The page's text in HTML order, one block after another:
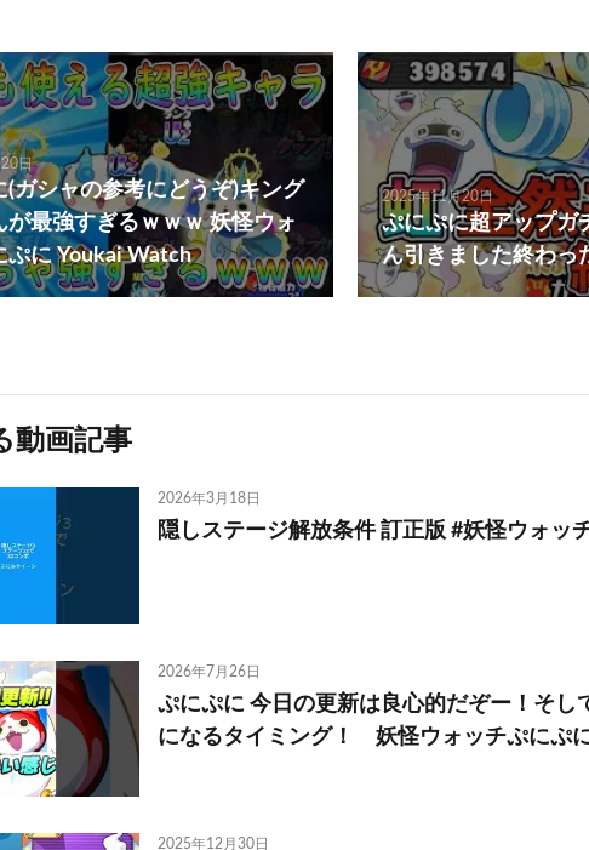
日
(ガシャの参考にどうぞ)キング
が最強すぎるｗｗｗ 妖怪ウォ
ぷに Youkai Watch
2025年11月20日
ぷにぷに超アップガ
ん引きました終わっ
動画記事
2026年3月18日
隠しステージ解放条件 訂正版 #妖怪ウォッ
2026年7月26日
ぷにぷに 今日の更新は良心的だぞー！そし
になるタイミング！ 妖怪ウォッチぷに
2025年12月30日